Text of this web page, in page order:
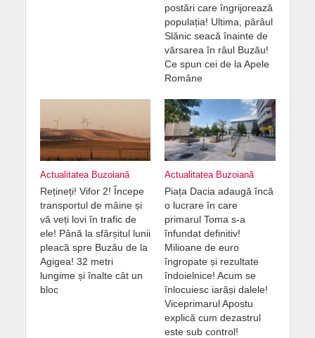
postări care îngrijorează
populația! Ultima, pârâul
Slănic seacă înainte de
vărsarea în râul Buzău!
Ce spun cei de la Apele
Române
Actualitatea Buzoiană
Rețineți! Vifor 2! Începe
transportul de mâine și
vă veți lovi în trafic de
ele! Până la sfârșitul lunii
pleacă spre Buzău de la
Agigea! 32 metri
lungime și înalte cât un
bloc
Actualitatea Buzoiană
Piața Dacia adaugă încă
o lucrare în care
primarul Toma s-a
înfundat definitiv!
Milioane de euro
îngropate și rezultate
îndoielnice! Acum se
înlocuiesc iarăși dalele!
Viceprimarul Apostu
explică cum dezastrul
este sub control!